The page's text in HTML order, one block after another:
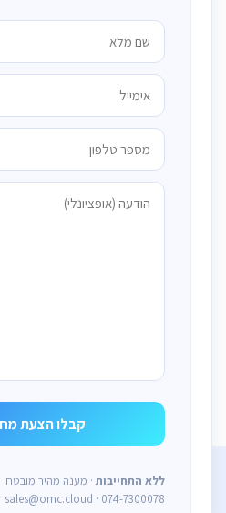
ללא התחייבות · מענה מהיר מובטח
sales@omc.cloud · 074-7300078